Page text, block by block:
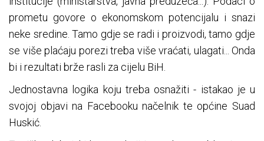
prometu govore o ekonomskom potencijalu i snazi
neke sredine. Tamo gdje se radi i proizvodi, tamo gdje
se više plaćaju porezi treba više vraćati, ulagati... Onda
bi i rezultati brže rasli za cijelu BiH.
Jednostavna logika koju treba osnažiti - istakao je u
svojoj objavi na Facebooku načelnik te općine Suad
Huskić.